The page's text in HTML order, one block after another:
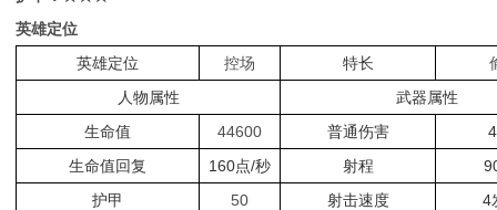
英雄定位
英雄定位
控场 特长
人物属性
武器属性
生命值
44600 普通伤害
生命值回复
160点/秒 射程
护甲
50 射击速度
4